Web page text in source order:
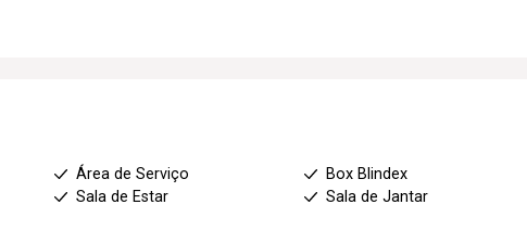
Área de Serviço
Box Blindex
Sala de Estar Sala de Jantar